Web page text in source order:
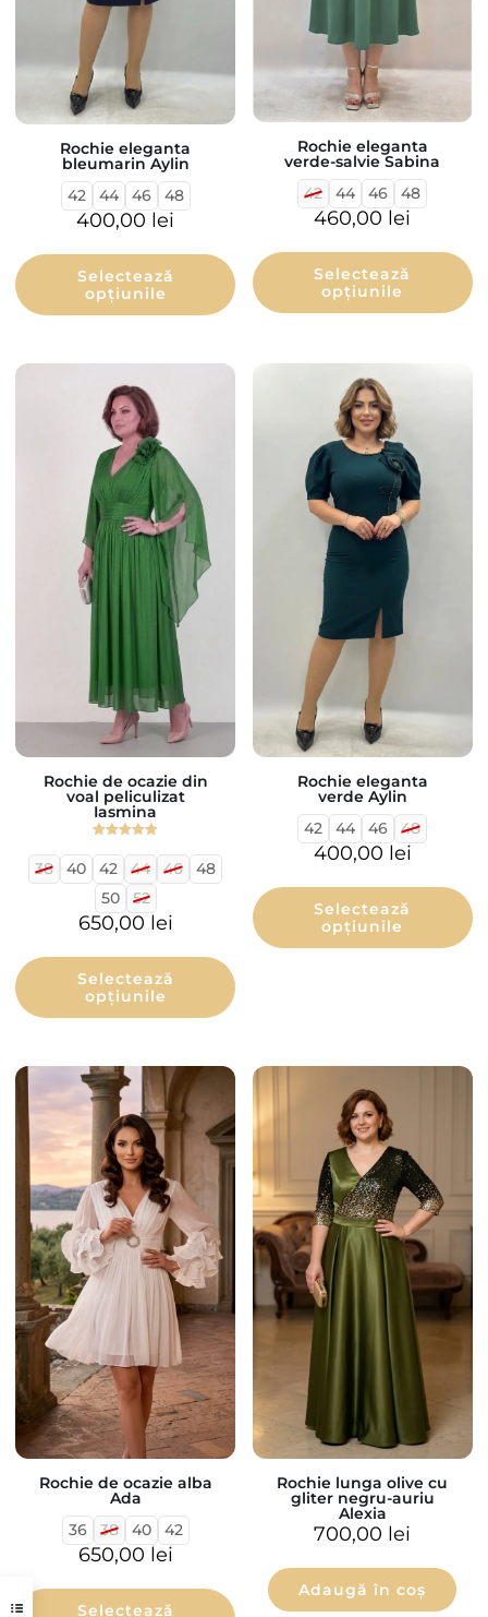
Rochie eleganta
bleumarin Aylin
42
44 46 48
400,00 lei
Selectează
opțiunile
Rochie eleganta
verde-salvie Sabina
42
44 46 48
460,00 lei
Selectează
opțiunile
Rochie de ocazie din
voal peliculizat
Iasmina
5.00
din 5
38 40 42 44 46
48
50
52
650,00 lei
Selectează
opțiunile
Rochie eleganta
verde Aylin
42
44 46 48
400,00 lei
Selectează
opțiunile
Rochie de ocazie alba
Ada
36
38 40 42
650,00 lei
Selectează
Rochie lunga olive cu
gliter negru-auriu
Alexia
700,00 lei
Adaugă în coș